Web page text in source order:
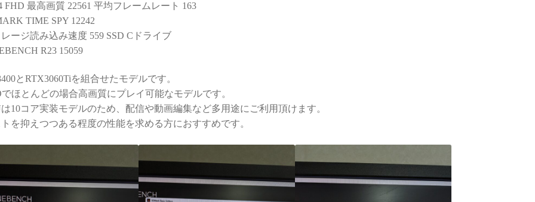
FHD 最高画質 22561 平均フレームレート 163
TIME SPY 12242
ージ読み込み速度 559 SSD Cドライブ
R23 15059
とRTX3060Tiを組合せたモデルです。
ほとんどの場合高画質にプレイ可能なモデルです。
10コア実装モデルのため、配信や動画編集など多用途にご利用頂けます。
トを抑えつつある程度の性能を求める方におすすめです。